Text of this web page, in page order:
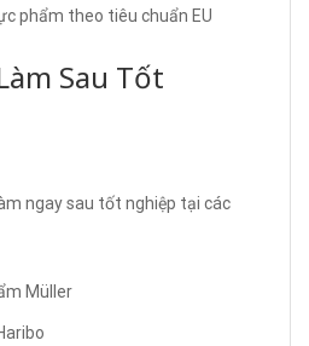
phẩm theo tiêu chuẩn EU
Sau Tốt
ngay sau tốt nghiệp tại các
Müller